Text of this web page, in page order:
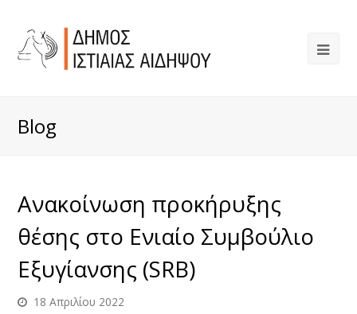
Blog
Ανακοίνωση προκήρυξης
θέσης στο Ενιαίο Συμβούλιο
Εξυγίανσης (SRB)
18 Απριλίου 2022